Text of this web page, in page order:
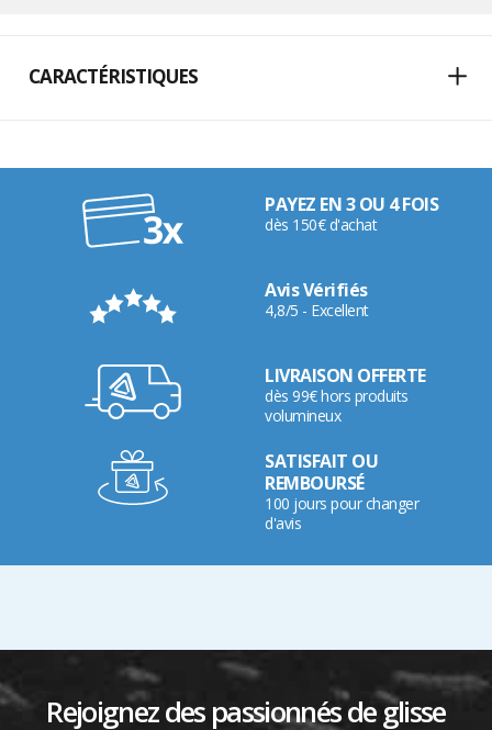
CARACTÉRISTIQUES
PAYEZ EN 3 OU 4 FOIS
dès 150€ d'achat
Avis Vérifiés
4,8/5 - Excellent
LIVRAISON OFFERTE
dès 99€ hors produits
volumineux
SATISFAIT OU
REMBOURSÉ
100 jours pour changer
d'avis
Rejoignez des passionnés de glisse